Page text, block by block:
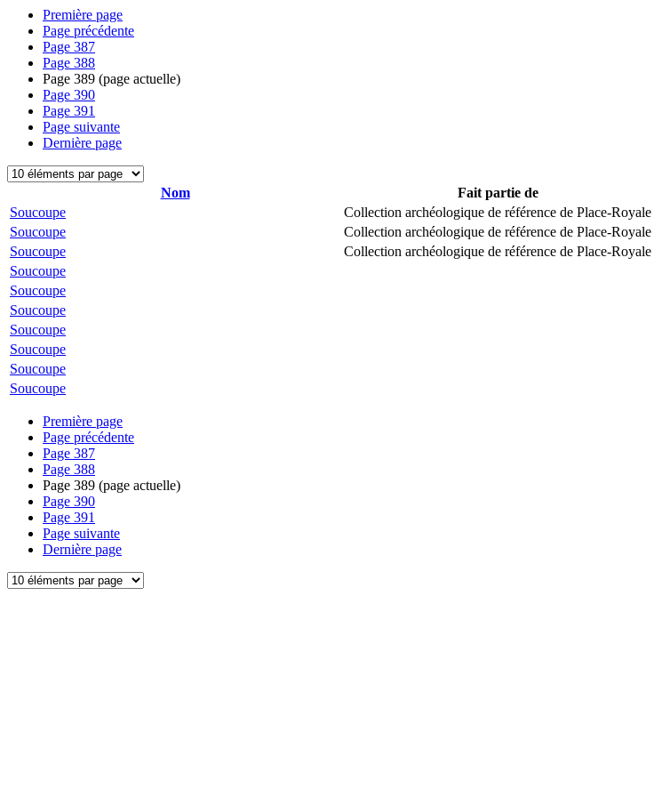
Première page
Page précédente
Page 387
Page 388
Page 389 (page actuelle)
Page 390
Page 391
Page suivante
Dernière page
Nom Fait partie de
Soucoupe
Collection archéologique de référence de Place-Royale
Soucoupe
Collection archéologique de référence de Place-Royale
Soucoupe
Collection archéologique de référence de Place-Royale
Soucoupe
Soucoupe
Soucoupe
Soucoupe
Soucoupe
Soucoupe
Soucoupe
Première page
Page précédente
Page 387
Page 388
Page 389 (page actuelle)
Page 390
Page 391
Page suivante
Dernière page